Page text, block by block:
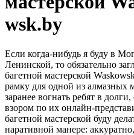
wsk.by
Если когда-нибудь я буду в
Ленинской, то обязательно
багетной мастерской
рамку для одной из алмазных
заранее вогнать ребят в
взором по их онлайн-
багетной мастерской буду
наративной манере: